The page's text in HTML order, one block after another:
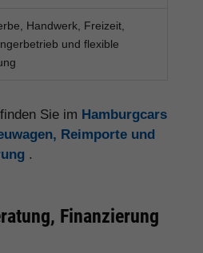
Handwerk, Freizeit,
und flexible
Sie im Hamburgcars
Reimporte und
.
Finanzierung